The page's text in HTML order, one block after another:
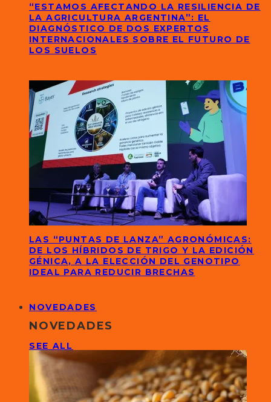
“ESTAMOS AFECTANDO LA RESILIENCIA DE
LA AGRICULTURA ARGENTINA”: EL
DIAGNÓSTICO DE DOS EXPERTOS
INTERNACIONALES SOBRE EL FUTURO DE
LOS SUELOS
LAS “PUNTAS DE LANZA” AGRONÓMICAS:
DE LOS HÍBRIDOS DE TRIGO Y LA EDICIÓN
GÉNICA, A LA ELECCIÓN DEL GENOTIPO
IDEAL PARA REDUCIR BRECHAS
NOVEDADES
NOVEDADES
SEE ALL